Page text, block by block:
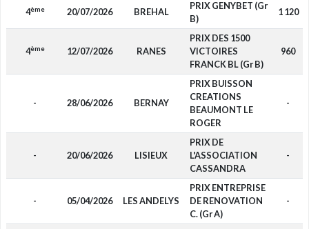
4ème 20/07/2026 BREHAL
PRIX GENYBET (Gr
B)
1 120
4ème 12/07/2026 RANES
PRIX DES 1500
VICTOIRES
FRANCK BL (Gr B)
960
- 28/06/2026 BERNAY
PRIX BUISSON
CREATIONS
BEAUMONT LE
ROGER
-
- 20/06/2026 LISIEUX
PRIX DE
L'ASSOCIATION
CASSANDRA
-
- 05/04/2026 LES ANDELYS
PRIX ENTREPRISE
DE RENOVATION
C. (Gr A)
-